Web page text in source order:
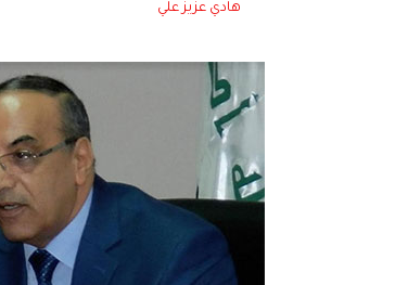
هادي عزيز علي